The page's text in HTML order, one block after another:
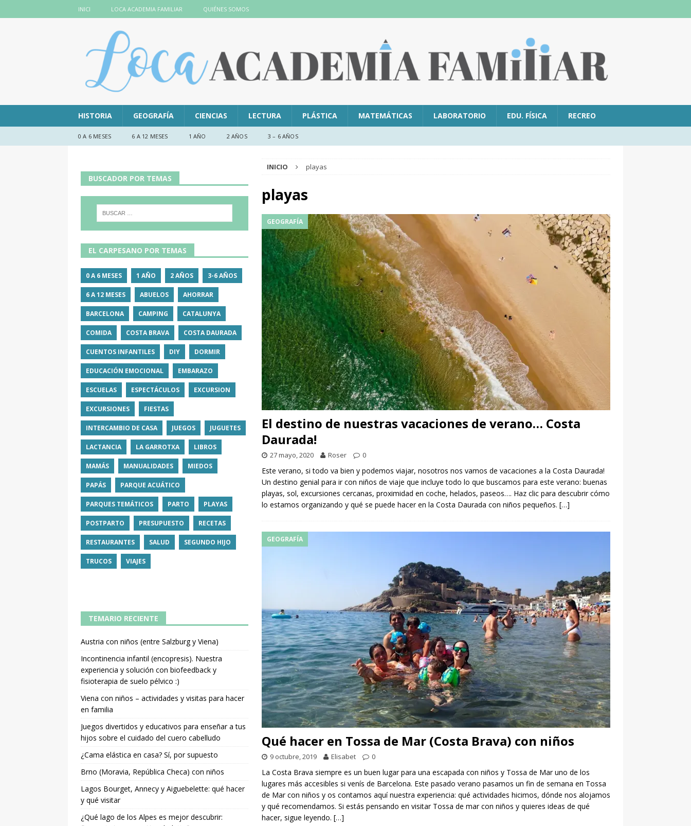
INICI LOCA ACADEMIA FAMILIAR QUIÉNES SOMOS
HISTORIA GEOGRAFÍA CIENCIAS LECTURA PLÁSTICA MATEMÁTICAS LABORATORIO EDU. FÍSICA RECREO
0 A 6 MESES 6 A 12 MESES 1 AÑO 2 AÑOS 3 – 6 AÑOS
INICIO playas
playas
GEOGRAFÍA
El destino de nuestras vacaciones de verano… Costa
Daurada!
27 mayo, 2020 Roser 0
Este verano, si todo va bien y podemos viajar, nosotros nos vamos de vacaciones a la Costa Daurada!
Un destino genial para ir con niños de viaje que incluye todo lo que buscamos para este verano: buenas
playas, sol, excursiones cercanas, proximidad en coche, helados, paseos…. Haz clic para descubrir cómo
lo estamos organizando y qué se puede hacer en la Costa Daurada con niños pequeños. […]
GEOGRAFÍA
Qué hacer en Tossa de Mar (Costa Brava) con niños
9 octubre, 2019 Elisabet 0
La Costa Brava siempre es un buen lugar para una escapada con niños y Tossa de Mar uno de los
lugares más accesibles si venís de Barcelona. Este pasado verano pasamos un fin de semana en Tossa
de Mar con niños y os contamos aquí nuestra experiencia: qué actividades hicimos, dónde nos alojamos
y qué recomendamos. Si estás pensando en visitar Tossa de mar con niños y quieres ideas de qué
hacer, sigue leyendo. […]
BUSCADOR POR TEMAS
EL CARPESANO POR TEMAS
0 A 6 MESES 1 AÑO 2 AÑOS 3-6 AÑOS
6 A 12 MESES ABUELOS AHORRAR
BARCELONA CAMPING CATALUNYA
COMIDA COSTA BRAVA COSTA DAURADA
CUENTOS INFANTILES DIY DORMIR
EDUCACIÓN EMOCIONAL EMBARAZO
ESCUELAS ESPECTÁCULOS EXCURSION
EXCURSIONES FIESTAS
INTERCAMBIO DE CASA JUEGOS JUGUETES
LACTANCIA LA GARROTXA LIBROS
MAMÁS MANUALIDADES MIEDOS
PAPÁS PARQUE ACUÁTICO
PARQUES TEMÁTICOS PARTO PLAYAS
POSTPARTO PRESUPUESTO RECETAS
RESTAURANTES SALUD SEGUNDO HIJO
TRUCOS VIAJES
TEMARIO RECIENTE
Austria con niños (entre Salzburg y Viena)
Incontinencia infantil (encopresis). Nuestra
experiencia y solución con biofeedback y
fisioterapia de suelo pélvico :)
Viena con niños – actividades y visitas para hacer
en familia
Juegos divertidos y educativos para enseñar a tus
hijos sobre el cuidado del cuero cabelludo
¿Cama elástica en casa? Sí, por supuesto
Brno (Moravia, República Checa) con niños
Lagos Bourget, Annecy y Aiguebelette: qué hacer
y qué visitar
¿Qué lago de los Alpes es mejor descubrir: